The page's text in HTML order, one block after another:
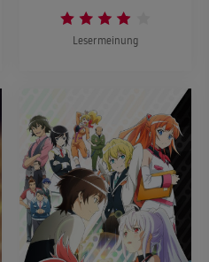
Lesermeinung